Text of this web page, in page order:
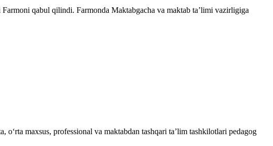
qabul qilindi. Farmonda Maktabgacha va maktab taʼlimi vazirligiga
maxsus, professional va maktabdan tashqari ta’lim tashkilotlari pedagog